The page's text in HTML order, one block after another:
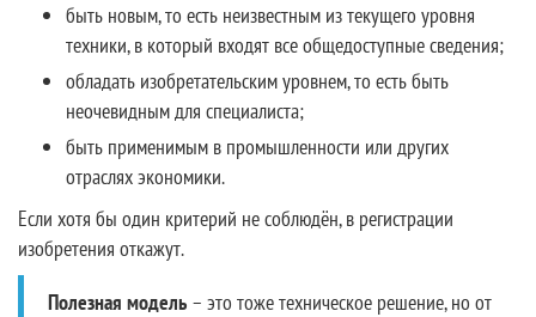
быть новым, то есть неизвестным из текущего уровня
техники, в который входят все общедоступные сведения;
обладать изобретательским уровнем, то есть быть
неочевидным для специалиста;
быть применимым в промышленности или других
отраслях экономики.
Если хотя бы один критерий не соблюдён, в регистрации
изобретения откажут.
Полезная модель – это тоже техническое решение, но от